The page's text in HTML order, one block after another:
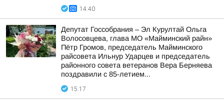
14:40
Депутат Госсобрания – Эл Курултай Ольга
Волосовцева, глава МО «Майминский райн»
Пётр Громов, председатель Майминского
райсовета Ильнур Ударцев и председатель
районного совета ветеранов Вера Берняева
поздравили с 85-летием...
15:17